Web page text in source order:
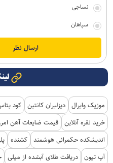
نساجی
سپاهان
موزیک وایرال دیزلیران کانتین کود
خرید نقره آنلاین قیمت ضایعات آهن
اندیشکده حکمرانی هوشمند کشنده
آپ تیون دریافت طلای آبشده از میلی